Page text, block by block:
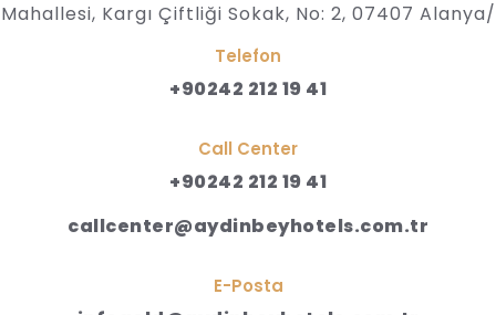
Kargı Çiftliği Sokak, No: 2, 07407
Telefon
+90242 212 19 41
Call Center
+90242 212 19 41
callcenter@aydinbeyhotels.com.tr
E-Posta